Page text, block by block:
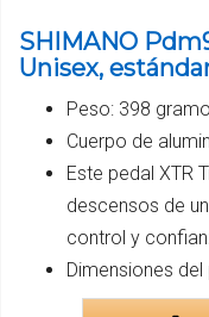
SHIMANO
Unisex,
Peso: 398
Cuerpo de
Este pedal XTR
descensos de
control y
Dimensiones